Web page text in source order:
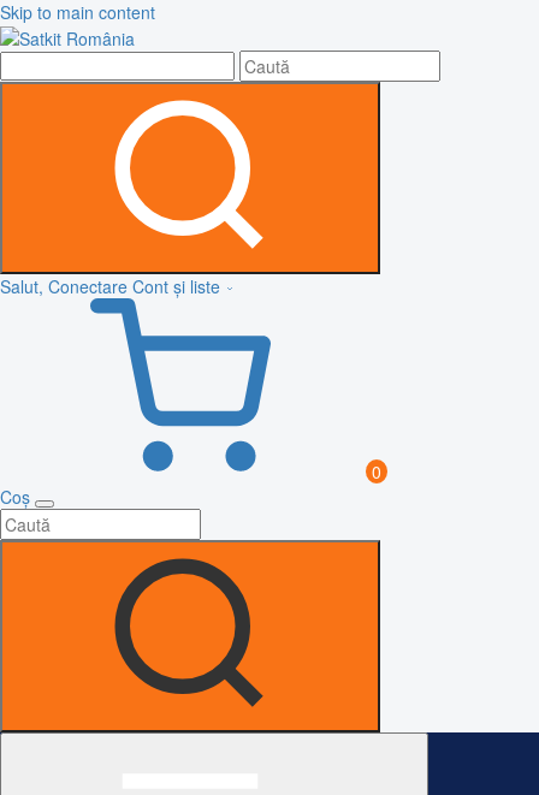
Skip to main content
Salut, Conectare Cont și liste
0
Coș